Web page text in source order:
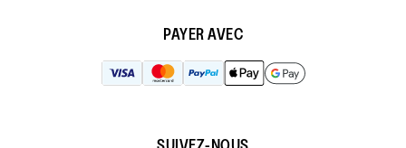
PAYER AVEC